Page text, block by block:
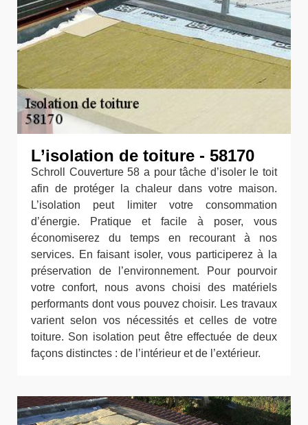
L’isolation de toiture - 58170
Schroll Couverture 58 a pour tâche d’isoler le toit
afin de protéger la chaleur dans votre maison.
L’isolation peut limiter votre consommation
d’énergie. Pratique et facile à poser, vous
économiserez du temps en recourant à nos
services. En faisant isoler, vous participerez à la
préservation de l’environnement. Pour pourvoir
votre confort, nous avons choisi des matériels
performants dont vous pouvez choisir. Les travaux
varient selon vos nécessités et celles de votre
toiture. Son isolation peut être effectuée de deux
façons distinctes : de l’intérieur et de l’extérieur.